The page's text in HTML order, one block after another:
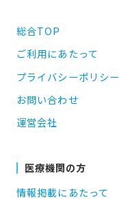
総合TOP
ご利用にあたって
プライバシーポリシー
お問い合わせ
運営会社
医療機関の方
情報掲載にあたって